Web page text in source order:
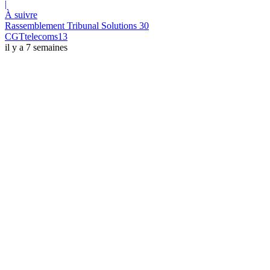
|
À suivre
Rassemblement Tribunal Solutions 30
CGTtelecoms13
il y a 7 semaines